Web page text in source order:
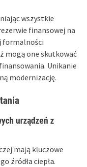
wszystkie
finansowej na
formalności
mogą one skutkować
Unikanie
modernizację.
urządzeń z
mają kluczowe
źródła ciepła.